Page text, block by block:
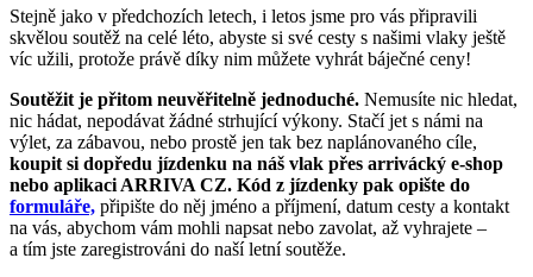
Stejně jako v předchozích letech, i letos jsme pro vás připravili
skvělou soutěž na celé léto, abyste si své cesty s našimi vlaky ještě
víc užili, protože právě díky nim můžete vyhrát báječné ceny!
Soutěžit je přitom neuvěřitelně jednoduché. Nemusíte nic hledat,
nic hádat, nepodávat žádné strhující výkony. Stačí jet s námi na
výlet, za zábavou, nebo prostě jen tak bez naplánovaného cíle,
koupit si dopředu jízdenku na náš vlak přes arrivácký e-shop
nebo aplikaci ARRIVA CZ. Kód z jízdenky pak opište do
formuláře, připište do něj jméno a příjmení, datum cesty a kontakt
na vás, abychom vám mohli napsat nebo zavolat, až vyhrajete –
a tím jste zaregistrováni do naší letní soutěže.